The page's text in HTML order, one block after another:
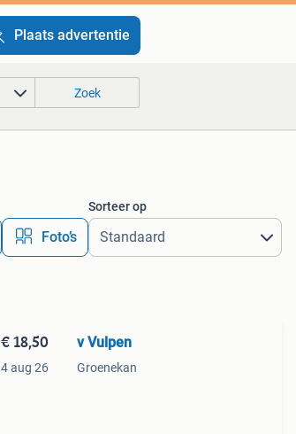
Plaats advertentie
Zoek
Foto’s
Sorteer op
€ 18,50
4 aug 26
v Vulpen
Groenekan